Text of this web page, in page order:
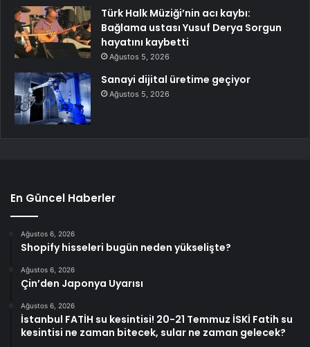
Türk Halk Müziği’nin acı kaybı:
Bağlama ustası Yusuf Derya Sorgun
hayatını kaybetti
Ağustos 5, 2026
Sanayi dijital üretime geçiyor
Ağustos 5, 2026
En Güncel Haberler
Ağustos 6, 2026
Shopify hisseleri bugün neden yükselişte?
Ağustos 6, 2026
Çin’den Japonya Uyarısı
Ağustos 6, 2026
İstanbul FATİH su kesintisi! 20-21 Temmuz İSKİ Fatih su
kesintisi ne zaman bitecek, sular ne zaman gelecek?